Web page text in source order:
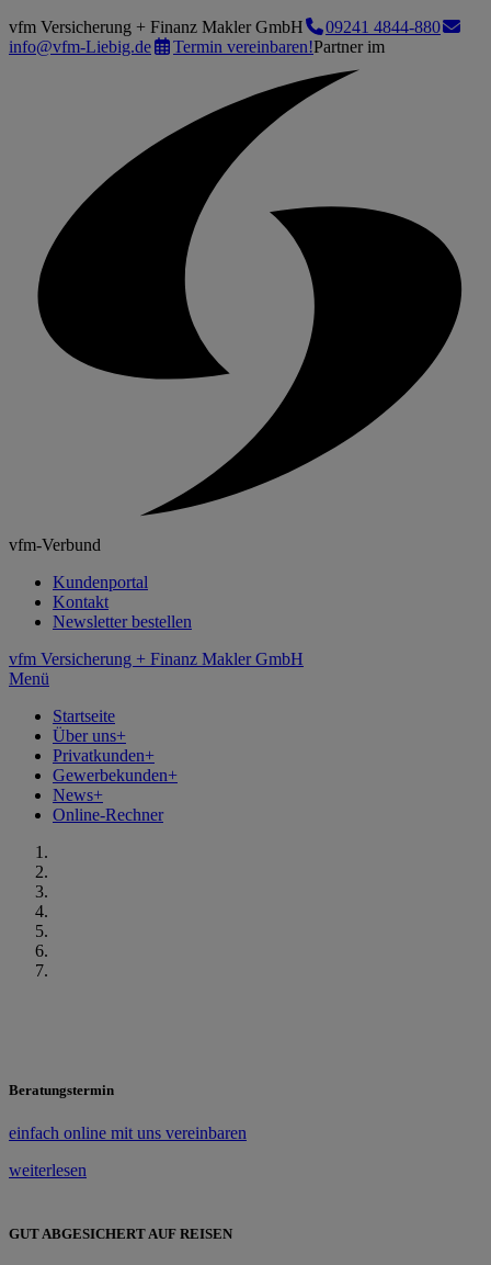
vfm Versicherung + Finanz Makler GmbH
09241 4844-880
info@vfm-Liebig.de
Termin vereinbaren!Partner im
vfm-Verbund
Kundenportal
Kontakt
Newsletter bestellen
vfm Versicherung + Finanz Makler GmbH
Menü
Startseite
Über uns+
Privatkunden+
Gewerbekunden+
News+
Online-Rechner
Beratungstermin
einfach online mit uns vereinbaren
weiterlesen
GUT ABGESICHERT AUF REISEN